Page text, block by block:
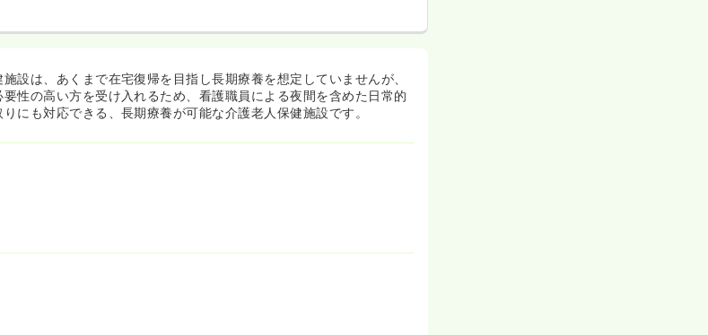
設は、あくまで在宅復帰を目指し長期療養を想定していませんが、
性の高い方を受け入れるため、看護職員による夜間を含めた日常的
にも対応できる、長期療養が可能な介護老人保健施設です。